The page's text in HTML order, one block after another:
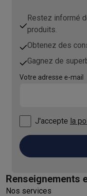
Restez informé
produits.
Obtenez des
Gagnez de
Votre adresse e-mail
J'accepte la
Renseignements
Nos services